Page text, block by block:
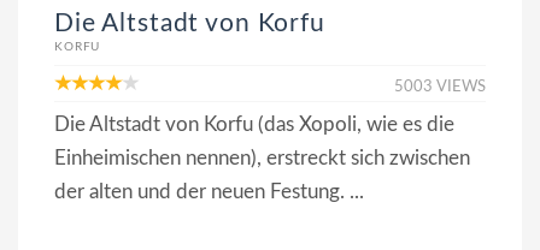
Die Altstadt von Korfu
KORFU
5003 VIEWS
Die Altstadt von Korfu (das Xopoli, wie es die
Einheimischen nennen), erstreckt sich zwischen
der alten und der neuen Festung. ...